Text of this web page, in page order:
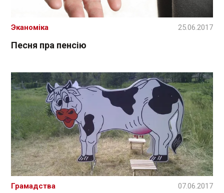
Песня пра пенсію
Эканоміка 25.06.2017
Грамадства 07.06.2017